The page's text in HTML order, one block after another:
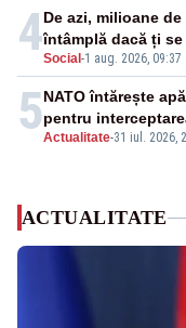
4Social -1 aug. 2026, 09:37
De azi, milioane
întâmplă dacă ți
5Actualitate-31 iul. 2026,
NATO întărește
pentru
ACTUALITATE